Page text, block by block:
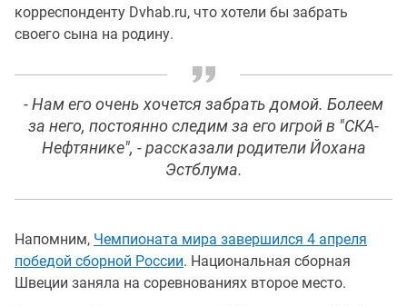
корреспонденту Dvhab.ru, что хотели бы забрать
своего сына на родину.
- Нам его очень хочется забрать домой. Болеем
за него, постоянно следим за его игрой в "СКА-
Нефтянике", - рассказали родители Йохана
Эстблума.
Напомним, Чемпионата мира завершился 4 апреля
победой сборной России. Национальная сборная
Швеции заняла на соревнованиях второе место.